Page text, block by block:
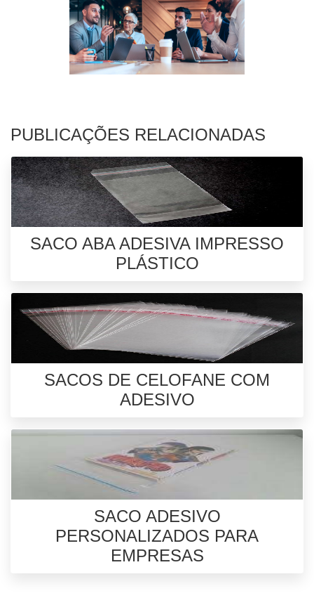
PUBLICAÇÕES RELACIONADAS
SACO ABA ADESIVA IMPRESSO
PLÁSTICO
SACOS DE CELOFANE COM
ADESIVO
SACO ADESIVO
PERSONALIZADOS PARA
EMPRESAS